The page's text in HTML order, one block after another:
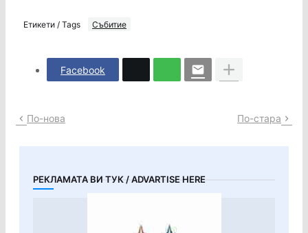
Етикети / Tags Събитие
Facebook
По-нова По-стара
РЕКЛАМАТА ВИ ТУК / ADVARTISE HERE